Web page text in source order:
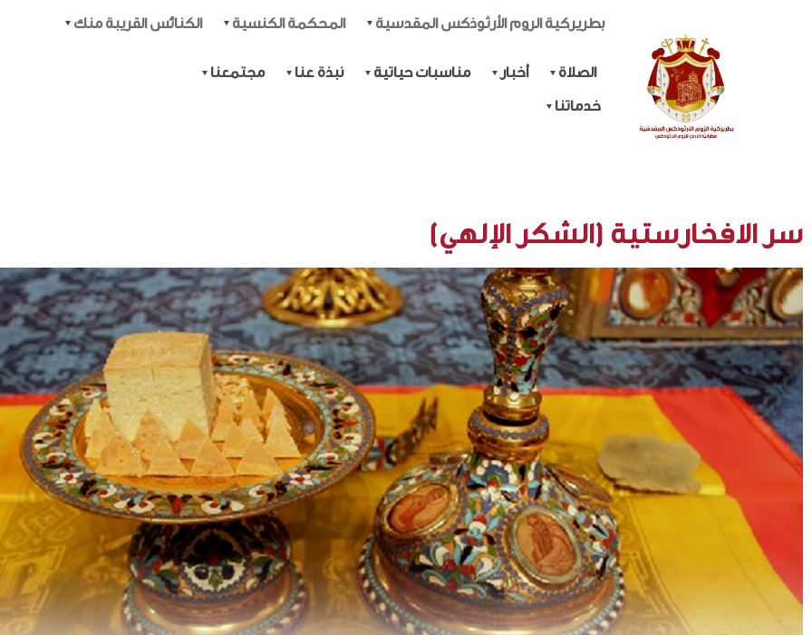
بطريركية الروم الأرثوذكس المقدسية المحكمة الكنسية الكنائس القريبة منك
الصلاة أخبار مناسبات حياتية نبذة عنا مجتمعنا
خدماتنا
سر الافخارستية (الشكر الإلهي)